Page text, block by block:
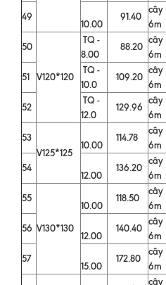
49
10.00
91.40
cây
6m
50
V120*120
TQ -
8.00
88.20
cây
6m
51
TQ -
10.0
109.20
cây
6m
52
TQ -
12.0
129.96
cây
6m
53
V125*125
10.00
114.78
cây
6m
54
12.00
136.20
cây
6m
55
V130*130
10.00
118.50
cây
6m
56
12.00
140.40
cây
6m
57
15.00
172.80
cây
6m
cây